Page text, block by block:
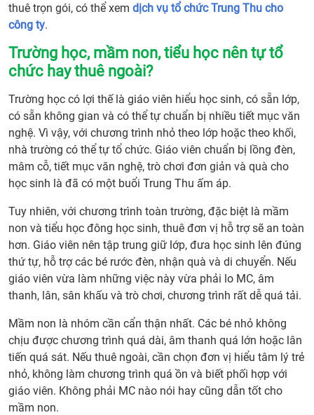
6.
Công
ty
nên
thuê
đơn
vị tổ
học,
thuê trọn gói, có thể xem dịch vụ tổ chức Trung Thu cho
công ty.
Trường học, mầm non, tiểu học nên tự tổ
chức hay thuê ngoài?
Trường học có lợi thế là giáo viên hiểu học sinh, có sẵn lớp,
có sẵn không gian và có thể tự chuẩn bị nhiều tiết mục văn
nghệ. Vì vậy, với chương trình nhỏ theo lớp hoặc theo khối,
nhà trường có thể tự tổ chức. Giáo viên chuẩn bị lồng đèn,
mâm cỗ, tiết mục văn nghệ, trò chơi đơn giản và quà cho
học sinh là đã có một buổi Trung Thu ấm áp.
Tuy nhiên, với chương trình toàn trường, đặc biệt là mầm
non và tiểu học đông học sinh, thuê đơn vị hỗ trợ sẽ an toàn
hơn. Giáo viên nên tập trung giữ lớp, đưa học sinh lên đúng
thứ tự, hỗ trợ các bé rước đèn, nhận quà và di chuyển. Nếu
giáo viên vừa làm những việc này vừa phải lo MC, âm
thanh, lân, sân khấu và trò chơi, chương trình rất dễ quá tải.
Mầm non là nhóm cần cẩn thận nhất. Các bé nhỏ không
chịu được chương trình quá dài, âm thanh quá lớn hoặc lân
tiến quá sát. Nếu thuê ngoài, cần chọn đơn vị hiểu tâm lý trẻ
nhỏ, không làm chương trình quá ồn và biết phối hợp với
giáo viên. Không phải MC nào nói hay cũng dẫn tốt cho
mầm non.